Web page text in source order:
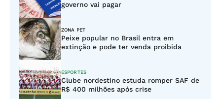
governo vai pagar
ZONA PET
Peixe popular no Brasil entra em
extinção e pode ter venda proibida
ESPORTES
Clube nordestino estuda romper SAF de
R$ 400 milhões após crise